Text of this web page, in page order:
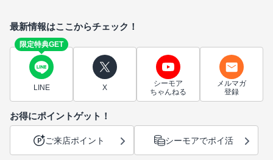
最新情報はここからチェック！
限定特典GET
LINE X
シーモア
ちゃんねる
メルマガ
登録
お得にポイントゲット！
ご来店ポイント シーモアでポイ活